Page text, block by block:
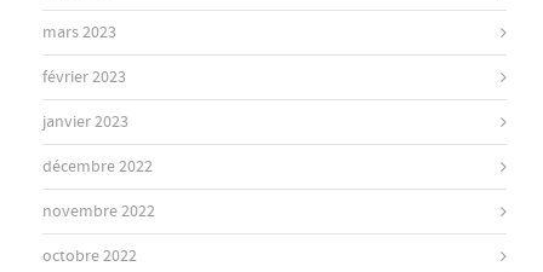
mars 2023
février 2023
janvier 2023
décembre 2022
novembre 2022
octobre 2022